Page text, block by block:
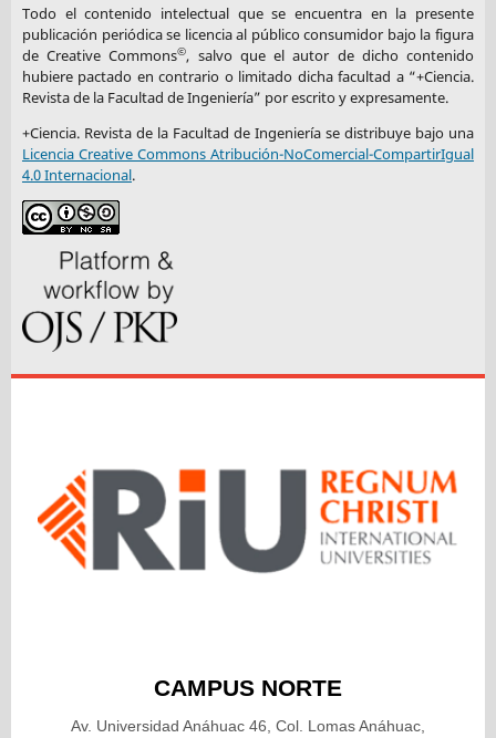
Todo el contenido intelectual que se encuentra en la presente
publicación periódica se licencia al público consumidor bajo la figura
de Creative Commons©, salvo que el autor de dicho contenido
hubiere pactado en contrario o limitado dicha facultad a “+Ciencia.
Revista de la Facultad de Ingeniería” por escrito y expresamente.
+Ciencia. Revista de la Facultad de Ingeniería se distribuye bajo una
Licencia Creative Commons Atribución-NoComercial-CompartirIgual
4.0 Internacional.
CAMPUS NORTE
Av. Universidad Anáhuac 46, Col. Lomas Anáhuac,